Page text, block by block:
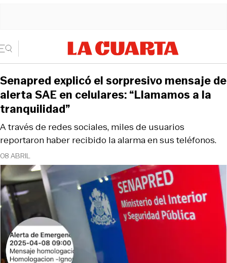
08 ABRIL
A través de redes sociales, miles de usuarios
reportaron haber recibido la alarma en sus teléfonos.
Senapred explicó el sorpresivo mensaje de
alerta SAE en celulares: “Llamamos a la
tranquilidad”